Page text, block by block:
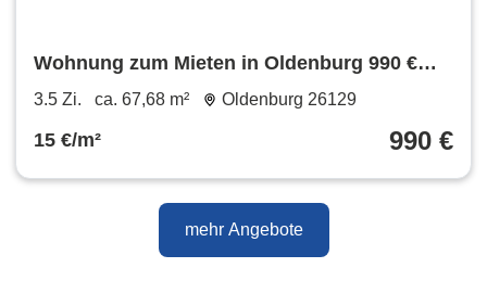
Wohnung zum Mieten in Oldenburg 990 €
67.68 m²
3.5 Zi. ca. 67,68 m² Oldenburg 26129
15 €/m² 990 €
mehr Angebote